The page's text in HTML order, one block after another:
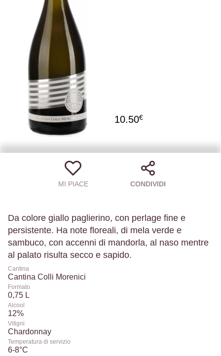
10.50€
MI PIACE CONDIVIDI
Da colore giallo paglierino, con perlage fine e
persistente. Ha note floreali, di mela verde e
sambuco, con accenni di mandorla, al naso mentre
al palato risulta secco e sapido.
Cantina
Cantina Colli Morenici
Formato
0,75 L
Alcool
12%
Vitigni
Chardonnay
Temperatura di servizio
6-8°C